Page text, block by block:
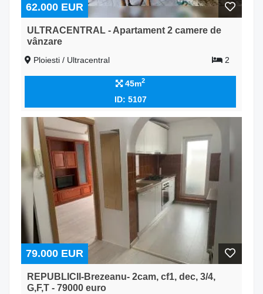
62.000 EUR
ULTRACENTRAL - Apartament 2 camere de
vânzare
Ploiesti / Ultracentral 2
45m2
ID: 5107
79.000 EUR
REPUBLICII-Brezeanu- 2cam, cf1, dec, 3/4,
G,F,T - 79000 euro